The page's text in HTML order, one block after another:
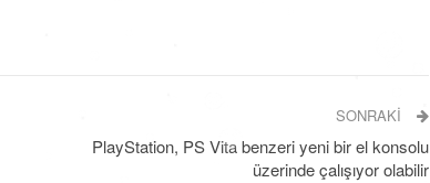
SONRAKI
PlayStation, PS Vita benzeri yeni bir el konsolu
üzerinde çalışıyor olabilir